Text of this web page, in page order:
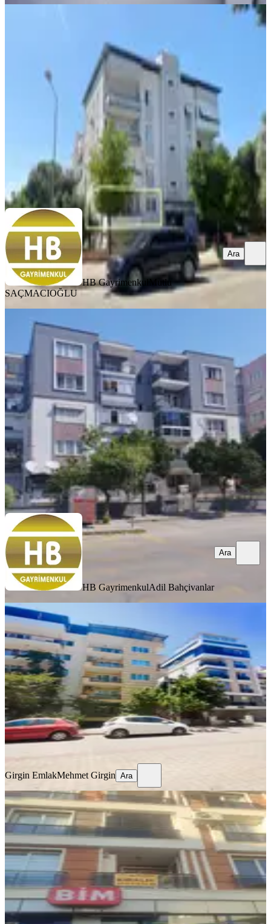
Mutfaklı, Geniş Ve Ferah
Efeler, Girne Mahallesi
2+1·90 m² 1. Kat 05.08.2026
19.000 ₺
HB GayrimenkulMutlu SAÇMACIOĞLU
Ara
HB Gayrimenkul
Mutlu
SAÇMACIOĞLU
Ara
Hb'den 3+1 Kiralık
Daire,cumhuriyet'de Doğalgazlı,cadde
Üzeri
Efeler, Cumhuriyet Mahallesi
3+1
· 100 m²·2. Kat·05.08.2026
25.000 ₺
HB GayrimenkulAdil Bahçivanlar
Ara
HB GayrimenkulAdil Bahçivanlar
Ara
YENİ
Cumhuriyet Mahallesinde Ferah 3+1
Kiralık Daire
Efeler, Cumhuriyet Mahallesi
3+1·130 m² ·5. Kat ·04.08.2026
28.000 ₺
Girgin EmlakMehmet Girgin
Girgin EmlakMehmet Girgin Ara
YENİ
Güzelhisar Mahallesinde Kiralık 2+1
Daire
Efeler, Güzelhisar Mahallesi
·1. Kat·04.08.2026
25.000 ₺
Girgin EmlakMehmet Girgin